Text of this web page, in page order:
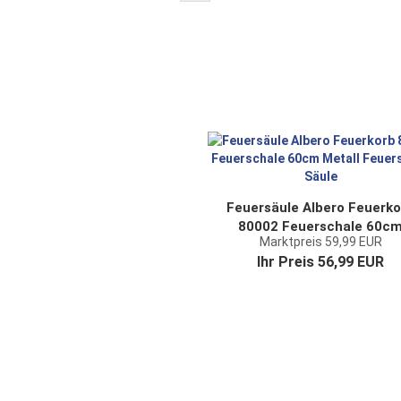
Feuersäule Albero
80002 Feuerschale
Metall Feuerstelle Säule
Marktpreis 59,99 EUR
Ihr Preis 56,99 EUR